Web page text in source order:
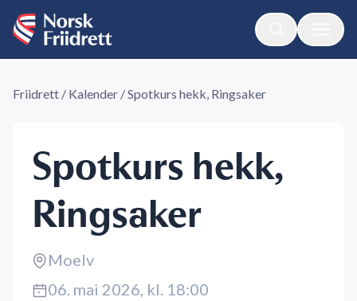
Friidrett / Kalender /Spotkurs hekk, Ringsaker
Spotkurs hekk,
Ringsaker
Moelv
06. mai 2026, kl. 18:00